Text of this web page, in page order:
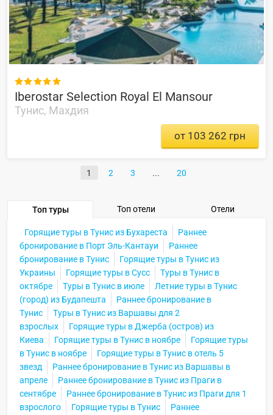

Iberostar Selection Royal El Mansour
Тунис, Махдия
от 103 262 грн
1 2 3 20
Топ туры Топ отели Отели
Горящие туры в Тунис из Бухареста
Раннее
бронирование в Порт Эль-Кантауи
Раннее
бронирование в Тунис
Горящие туры в Тунис из
Украины
Горящие туры в Сусс
Туры в Тунис в
октябре
Туры в Тунис в июле
Летние туры в Тунис
(город) из Будапешта
Раннее бронирование в
Тунис
Туры в Тунис из Варшавы для 2
взрослых
Горящие туры в Джерба (остров) из
Киева
Горящие туры в Тунис в ноябре
Горящие туры
в Тунис в ноябре
Горящие туры в Тунис в отель 5
звезд
Раннее бронирование в Тунис из Варшавы в
апреле
Раннее бронирование в Тунис из Праги в
сентябре
Раннее бронирование в Тунис из Праги для 1
взрослого
Горящие туры в Тунис
Раннее